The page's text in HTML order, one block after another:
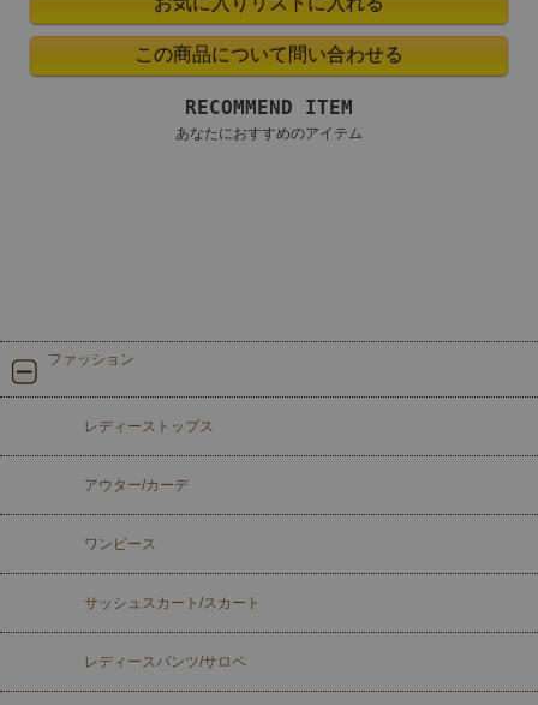
RECOMMEND ITEM
あなたにおすすめのアイテム
ファッション
レディーストップス
アウター/カーデ
ワンピース
サッシュスカート/スカート
レディースパンツ/サロペ